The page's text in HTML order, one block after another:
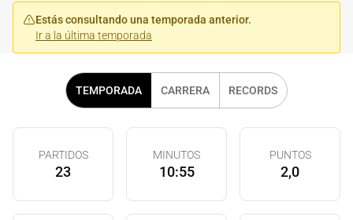
Estás consultando una temporada anterior.
Ir a la última temporada
TEMPORADA CARRERA RECORDS
PARTIDOS
23
MINUTOS
10:55
PUNTOS
2,0